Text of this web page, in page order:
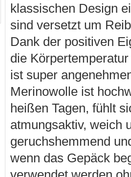
klassischen Design
sind versetzt um
Dank der positiven
die
ist super
Merinowolle ist
heißen Tagen, fühlt
atmungsaktiv, weich
geruchshemmend
wenn das Gepäck